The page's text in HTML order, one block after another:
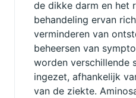
de dikke darm en het
behandeling ervan
verminderen van
beheersen van
worden verschillende
ingezet, afhankelijk
van de ziekte.